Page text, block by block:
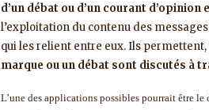
d’un débat ou d’un courant
l’exploitation du contenu des
qui les relient entre eux. Ils
marque ou un débat sont discutés à
L’une des applications possibles pourrait être